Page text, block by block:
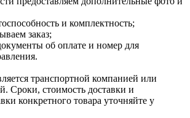
и комплектность;
заказ;
об оплате и номер для
транспортной компанией или
Сроки, стоимость доставки и
конкретного товара уточняйте у